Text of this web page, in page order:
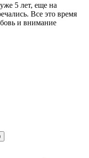
уже 5 лет, еще на
Все это время
и внимание